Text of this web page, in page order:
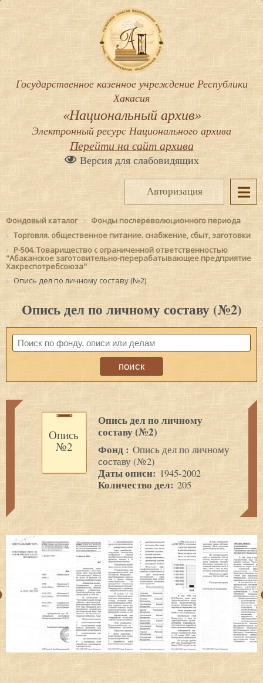
Государственное казенное учреждение Республики
Хакасия
«Национальный архив»
Электронный ресурс Национального архива
Перейти на сайт архива
Версия для слабовидящих
Авторизация
Фондовый каталог
Фонды послереволюционного периода
Торговля. общественное питание. снабжение, сбыт, заготовки
Р-504. Товарищество с ограниченной ответственностью
"Абаканское заготовительно-перерабатывающее предприятие
Хакреспотребсоюза"
Опись дел по личному составу (№2)
Опись дел по личному составу (№2)
Опись
№2
Опись дел по личному
составу (№2)
Фонд : Опись дел по личному
составу (№2)
Даты описи: 1945-2002
Количество дел: 205